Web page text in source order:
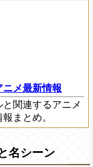
メ最新情報
と関連するアニメ
報まとめ。
名シーン